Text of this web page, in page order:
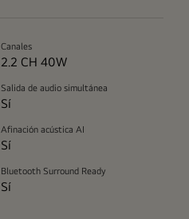
Canales
2.2 CH 40W
Salida de audio simultánea
Sí
Afinación acústica AI
Sí
Bluetooth Surround Ready
Sí